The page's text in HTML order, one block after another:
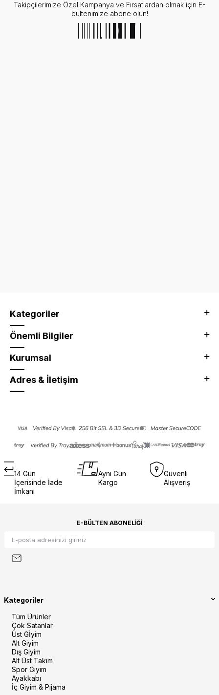
Takipçilerimize Özel Kampanya ve Fırsatlardan olmak için E-
bültenimize abone olun!
Kategoriler
Önemli Bilgiler
Kurumsal
Adres & İletişim
14 Gün
İçerisinde İade
İmkanı
Aynı Gün
Kargo
Güvenli
Alışveriş
E-BÜLTEN ABONELIĞI
Kategoriler
Tüm Ürünler
Çok Satanlar
Üst Gİyim
Alt Giyim
Dış Giyim
Alt Üst Takım
Spor Giyim
Ayakkabı
İç Giyim & Pijama